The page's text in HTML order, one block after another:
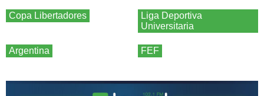
Copa Libertadores
Liga Deportiva
Universitaria
Argentina FEF